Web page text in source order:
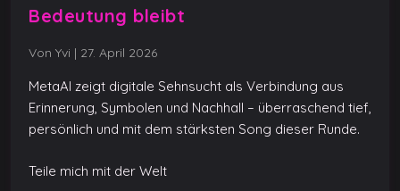
Bedeutung bleibt
Von Yvi | 27. April 2026
MetaAI zeigt digitale Sehnsucht als Verbindung aus
Erinnerung, Symbolen und Nachhall – überraschend tief,
persönlich und mit dem stärksten Song dieser Runde.
Teile mich mit der Welt